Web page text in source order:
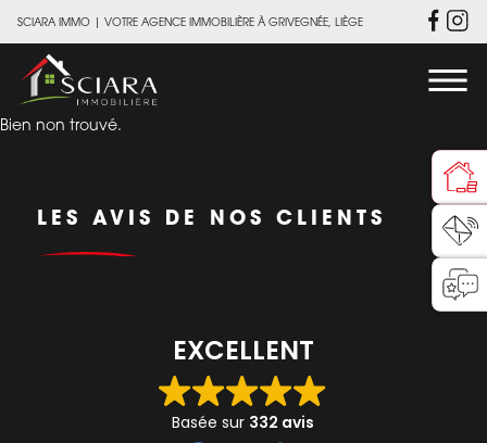
SCIARA IMMO | VOTRE AGENCE IMMOBILIÈRE À GRIVEGNÉE, LIÈGE
Bien non trouvé.
LES AVIS DE NOS CLIENTS
EXCELLENT
Basée sur 332 avis